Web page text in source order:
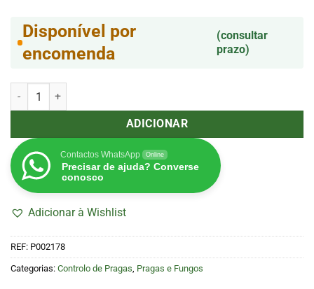
Disponível por
encomenda
(consultar
prazo)
Quantidade de Diatical Terra Diatomeas 150 g (Trabe)
ADICIONAR
Contactos WhatsApp Online
Precisar de ajuda? Converse
conosco
Adicionar à Wishlist
REF: P002178
Categorias: Controlo de Pragas Pragas e Fungos